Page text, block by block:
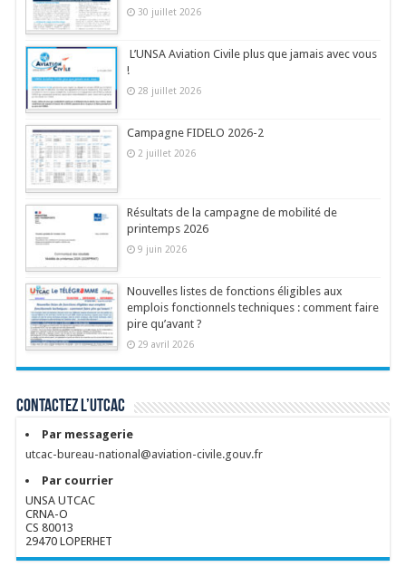
30 juillet 2026
L’UNSA Aviation Civile plus que jamais avec vous
!
28 juillet 2026
Campagne FIDELO 2026-2
2 juillet 2026
Résultats de la campagne de mobilité de
printemps 2026
9 juin 2026
Nouvelles listes de fonctions éligibles aux
emplois fonctionnels techniques : comment faire
pire qu’avant ?
29 avril 2026
Contactez l’UTCAC
Par messagerie
utcac-bureau-national@aviation-civile.gouv.fr
Par courrier
UNSA UTCAC
CRNA-O
CS 80013
29470 LOPERHET